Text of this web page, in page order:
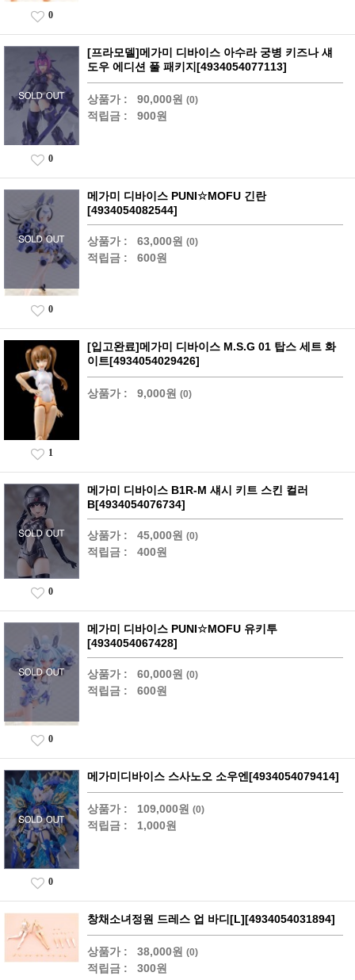
0
[프라모델]메가미 디바이스 아수라 궁병 키즈나 섀
도우 에디션 풀 패키지[4934054077113]
상품가 : 90,000원 (0)
적립금 : 900원
0
메가미 디바이스 PUNI☆MOFU 긴란
[4934054082544]
상품가 : 63,000원 (0)
적립금 : 600원
0
[입고완료]메가미 디바이스 M.S.G 01 탑스 세트 화
이트[4934054029426]
상품가 : 9,000원 (0)
1
메가미 디바이스 B1R-M 섀시 키트 스킨 컬러
B[4934054076734]
상품가 : 45,000원 (0)
적립금 : 400원
0
메가미 디바이스 PUNI☆MOFU 유키투
[4934054067428]
상품가 : 60,000원 (0)
적립금 : 600원
0
메가미디바이스 스사노오 소우엔[4934054079414]
상품가 : 109,000원 (0)
적립금 : 1,000원
0
창채소녀정원 드레스 업 바디[L][4934054031894]
상품가 : 38,000원 (0)
적립금 : 300원